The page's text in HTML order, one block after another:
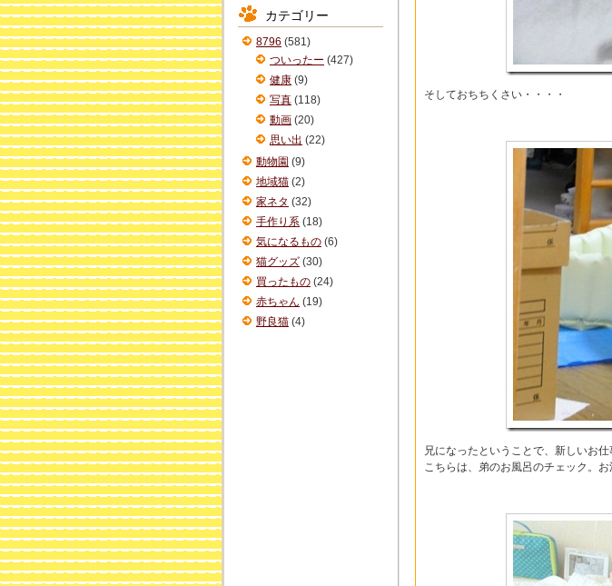
そしておちちくさい・・・・
兄になったということで、新しいお仕
こちらは、弟のお風呂のチェック。
イ
ブ
カテゴリー
8796 (581)
ついったー (427)
健康 (9)
写真 (118)
動画 (20)
思い出 (22)
動物園 (9)
地域猫 (2)
家ネタ (32)
手作り系 (18)
気になるもの (6)
猫グッズ (30)
買ったもの (24)
赤ちゃん (19)
野良猫 (4)